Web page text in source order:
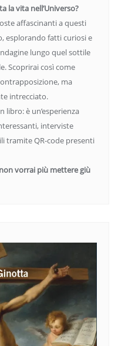
la vita nell’Universo?
affascinanti a questi
esplorando fatti curiosi e
lungo quel sottile
Scoprirai così come
ma
intrecciato.
libro: è un’esperienza
interviste
tramite QR-code presenti
vorrai più mettere giù